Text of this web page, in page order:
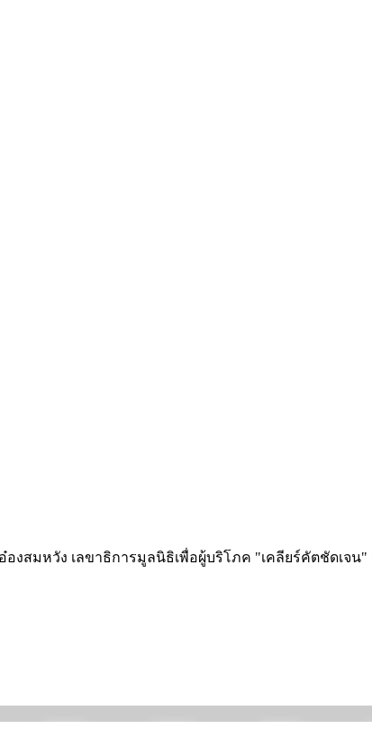
สมหวัง เลขาธิการมูลนิธิเพื่อผู้บริโภค "เคลียร์คัตชัดเจ